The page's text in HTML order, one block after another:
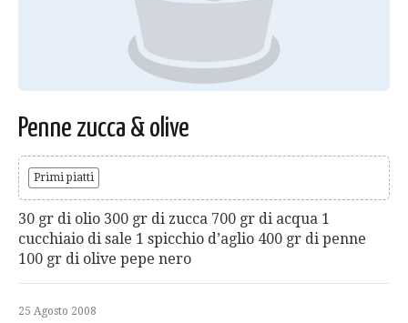
Penne zucca & olive
Primi piatti
30 gr di olio 300 gr di zucca 700 gr di acqua 1
cucchiaio di sale 1 spicchio d’aglio 400 gr di penne
100 gr di olive pepe nero
25 Agosto 2008